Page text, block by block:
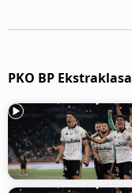
PKO BP Ekstraklasa